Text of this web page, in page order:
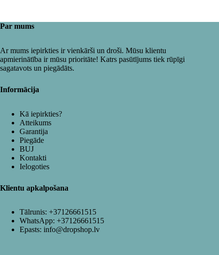
Par mums
Ar mums iepirkties ir vienkārši un droši. Mūsu klientu
apmierinātība ir mūsu prioritāte! Katrs pasūtījums tiek rūpīgi
sagatavots un piegādāts.
Informācija
Kā iepirkties?
Atteikums
Garantija
Piegāde
BUJ
Kontakti
Ielogoties
Klientu apkalpošana
Tālrunis: +37126661515
WhatsApp: +37126661515
Epasts: info@dropshop.lv